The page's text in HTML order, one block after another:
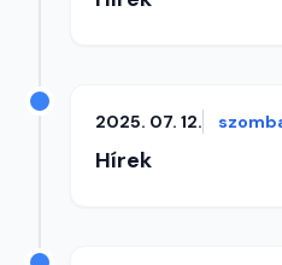
2025. 07. 12.
Hírek